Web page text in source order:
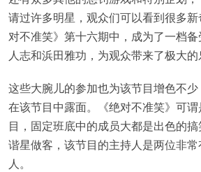
请过许多明星，观众们可以看到很多
对不准笑》第十六期中，成为了一档
人志和浜田雅功，为观众带来了极大的
这些大腕儿的参加也为该节目增色不
在该节目中露面。《绝对不准笑》可
目，固定班底中的成员大都是出色的
谐星做客，该节目的主持人是两位非
人。